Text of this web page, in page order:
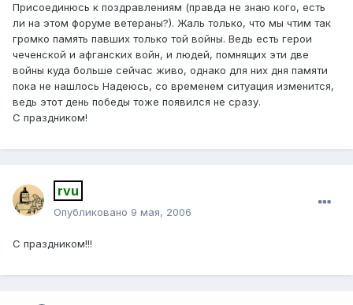
Присоединюсь к поздравлениям (правда не знаю кого, есть
ли на этом форуме ветераны?). Жаль только, что мы чтим так
громко память павших только той войны. Ведь есть герои
чеченской и афганских войн, и людей, помнящих эти две
войны куда больше сейчас живо, однако для них дня памяти
пока не нашлось Надеюсь, со временем ситуация изменится,
ведь этот день победы тоже появился не сразу.
С праздником!
rvu
Опубликовано 9 мая, 2006
С праздником!!!